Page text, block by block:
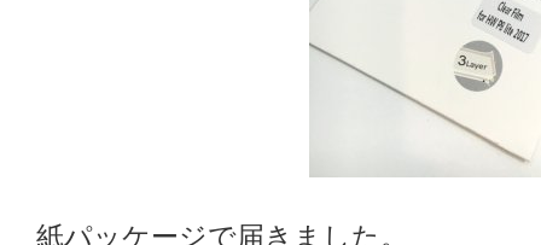
紙パッケージで届きました。